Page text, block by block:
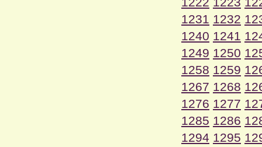
1231 1232
1240 1241
1249 1250
1258 1259
1267 1268
1276 1277
1285 1286
1294 1295